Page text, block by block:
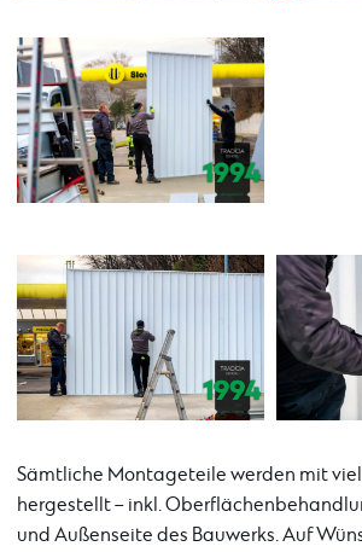
Sämtliche Montageteile werden mit viel
hergestellt – inkl.
und Außenseite des Bauwerks. Auf